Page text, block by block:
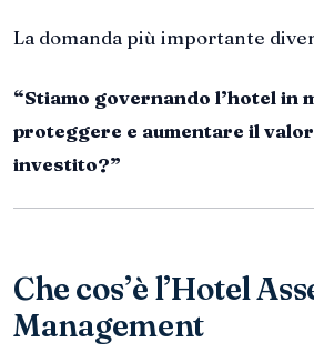
La domanda più importante
“Stiamo governando l’hotel in
proteggere e aumentare il
investito?”
Che cos’è l’Hotel
Management